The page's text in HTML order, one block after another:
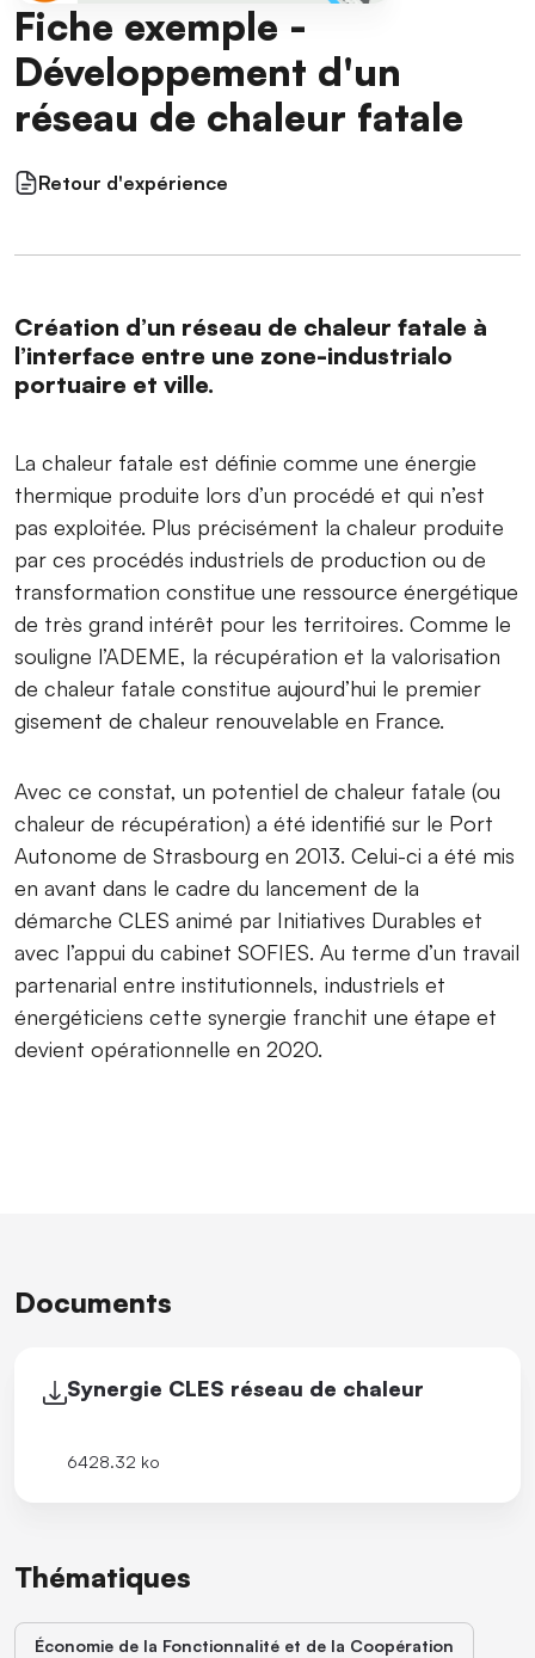
Fiche exemple -
Développement d'un
réseau de chaleur fatale
Retour d'expérience
Création d’un réseau de chaleur fatale à
l’interface entre une zone-industrialo
portuaire et ville.
La chaleur fatale est définie comme une énergie
thermique produite lors d’un procédé et qui n’est
pas exploitée. Plus précisément la chaleur produite
par ces procédés industriels de production ou de
transformation constitue une ressource énergétique
de très grand intérêt pour les territoires. Comme le
souligne l’ADEME, la récupération et la valorisation
de chaleur fatale constitue aujourd’hui le premier
gisement de chaleur renouvelable en France.
Avec ce constat, un potentiel de chaleur fatale (ou
chaleur de récupération) a été identifié sur le Port
Autonome de Strasbourg en 2013. Celui-ci a été mis
en avant dans le cadre du lancement de la
démarche CLES animé par Initiatives Durables et
avec l’appui du cabinet SOFIES. Au terme d’un travail
partenarial entre institutionnels, industriels et
énergéticiens cette synergie franchit une étape et
devient opérationnelle en 2020.
Documents
Synergie CLES réseau de chaleur
6428.32 ko
Thématiques
Économie de la Fonctionnalité et de la Coopération